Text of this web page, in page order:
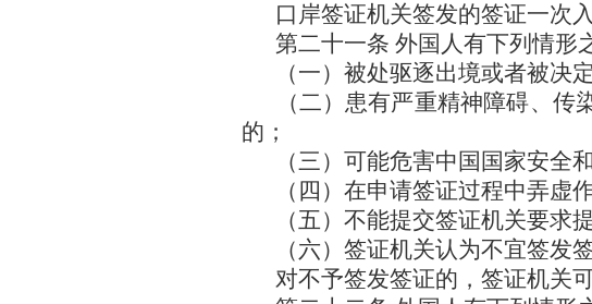
口岸签证机关签发的签证一次
第二十一条 外国人有下列情形
（一）被处驱逐出境或者被决
（二）患有严重精神障碍、
的；
（三）可能危害中国国家安全
（四）在申请签证过程中弄虚
（五）不能提交签证机关要求
（六）签证机关认为不宜签发
对不予签发签证的，签证机关